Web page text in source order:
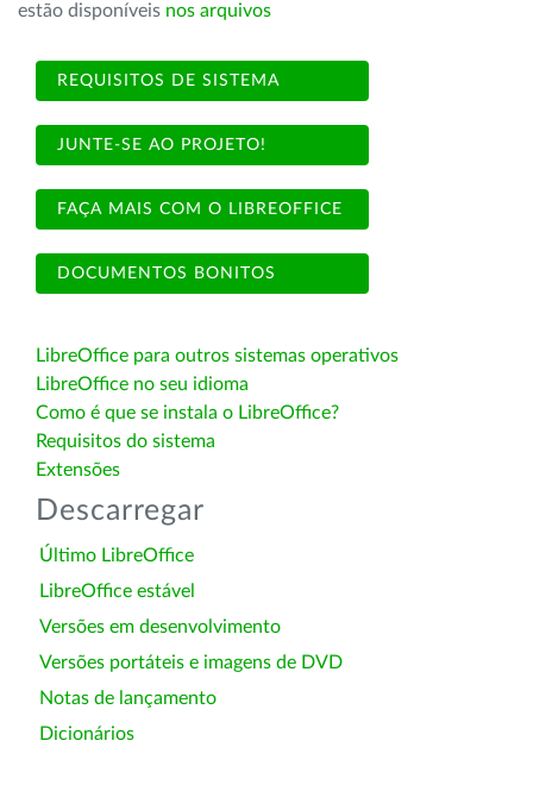
estão disponíveis nos arquivos
REQUISITOS DE SISTEMA
JUNTE-SE AO PROJETO!
FAÇA MAIS COM O LIBREOFFICE
DOCUMENTOS BONITOS
LibreOffice para outros sistemas operativos
LibreOffice no seu idioma
Como é que se instala o LibreOffice?
Requisitos do sistema
Extensões
Descarregar
Último LibreOffice
LibreOffice estável
Versões em desenvolvimento
Versões portáteis e imagens de DVD
Notas de lançamento
Dicionários